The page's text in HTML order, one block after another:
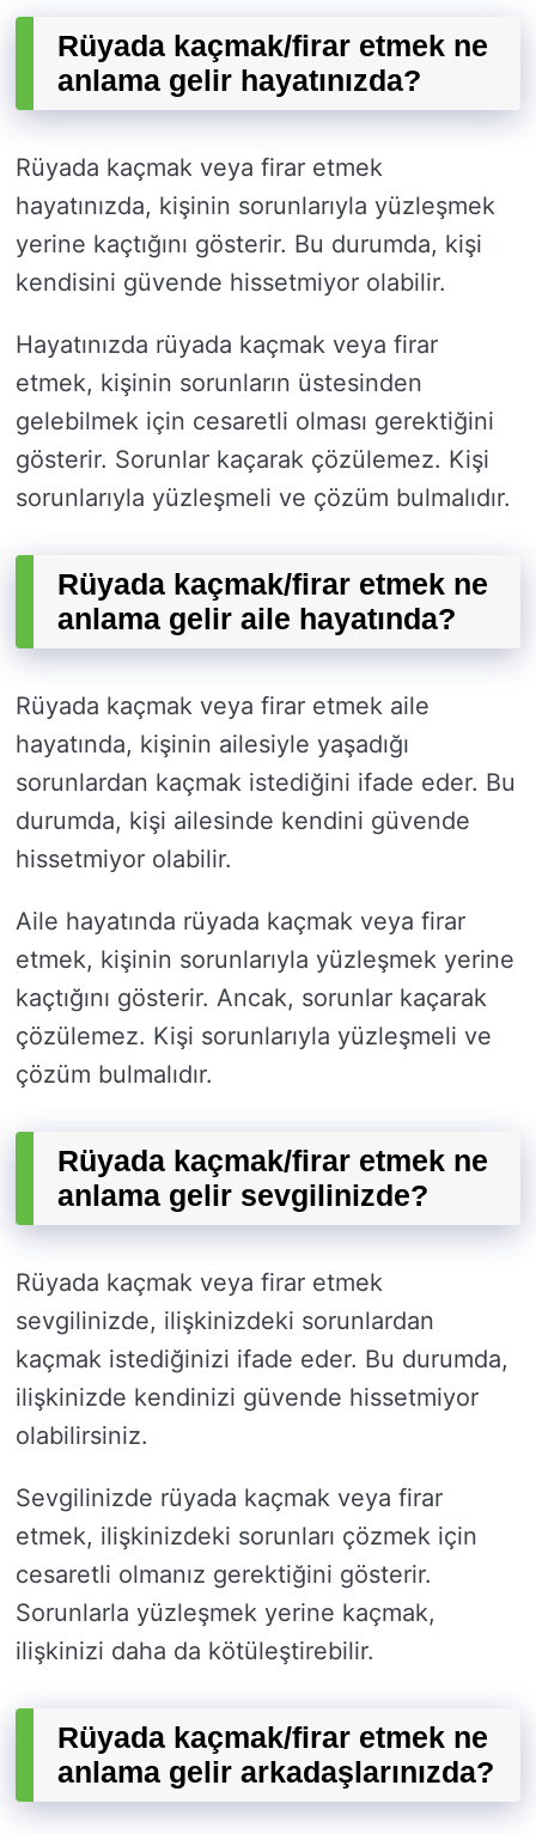
Rüyada kaçmak/firar etmek ne
anlama gelir hayatınızda?
Rüyada kaçmak veya firar etmek
hayatınızda, kişinin sorunlarıyla yüzleşmek
yerine kaçtığını gösterir. Bu durumda, kişi
kendisini güvende hissetmiyor olabilir.
Hayatınızda rüyada kaçmak veya firar
etmek, kişinin sorunların üstesinden
gelebilmek için cesaretli olması gerektiğini
gösterir. Sorunlar kaçarak çözülemez. Kişi
sorunlarıyla yüzleşmeli ve çözüm bulmalıdır.
Rüyada kaçmak/firar etmek ne
anlama gelir aile hayatında?
Rüyada kaçmak veya firar etmek aile
hayatında, kişinin ailesiyle yaşadığı
sorunlardan kaçmak istediğini ifade eder. Bu
durumda, kişi ailesinde kendini güvende
hissetmiyor olabilir.
Aile hayatında rüyada kaçmak veya firar
etmek, kişinin sorunlarıyla yüzleşmek yerine
kaçtığını gösterir. Ancak, sorunlar kaçarak
çözülemez. Kişi sorunlarıyla yüzleşmeli ve
çözüm bulmalıdır.
Rüyada kaçmak/firar etmek ne
anlama gelir sevgilinizde?
Rüyada kaçmak veya firar etmek
sevgilinizde, ilişkinizdeki sorunlardan
kaçmak istediğinizi ifade eder. Bu durumda,
ilişkinizde kendinizi güvende hissetmiyor
olabilirsiniz.
Sevgilinizde rüyada kaçmak veya firar
etmek, ilişkinizdeki sorunları çözmek için
cesaretli olmanız gerektiğini gösterir.
Sorunlarla yüzleşmek yerine kaçmak,
ilişkinizi daha da kötüleştirebilir.
Rüyada kaçmak/firar etmek ne
anlama gelir arkadaşlarınızda?